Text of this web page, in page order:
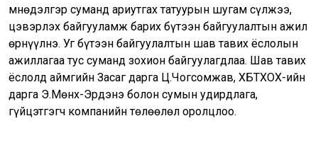
Өмнөдэлгэр суманд ариутгах татуурын шугам сүлжээ,
цэвэрлэх байгууламж барих бүтээн байгуулалтын ажил
өрнүүлнэ. Уг бүтээн байгуулалтын шав тавих ёслолын
ажиллагаа тус суманд зохион байгуулагдлаа. Шав тавих
ёслолд аймгийн Засаг дарга Ц.Чогсомжав, ХБТХОХ-ийн
дарга Э.Мөнх-Эрдэнэ болон сумын удирдлага,
гүйцэтгэгч компанийн төлөөлөл оролцлоо.